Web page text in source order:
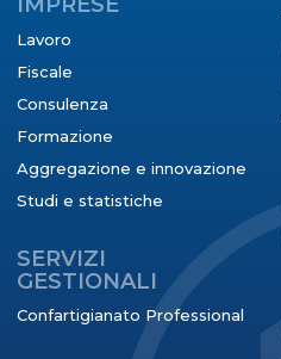
Lavoro
Fiscale
Consulenza
Formazione
Aggregazione e innovazione
Studi e statistiche
SERVIZI
GESTIONALI
Confartigianato Professional